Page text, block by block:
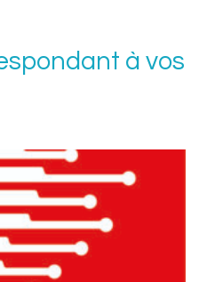
à vos